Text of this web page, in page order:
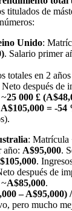
titulados de
Unido:
. Salario primer
totales en 2
Neto después de
~25 000 £
= -54
: Matrícula
año: A$95,000.
.
después de
~A$85,000.
– A$95,000)
pero mucho